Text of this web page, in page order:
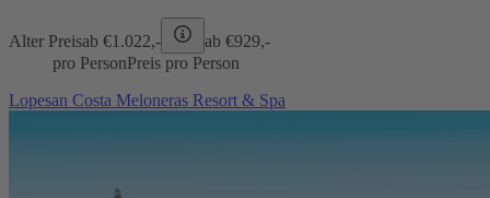
Alter Preisab €1.022,- ab €929,-
pro PersonPreis pro Person
Lopesan Costa Meloneras Resort & Spa